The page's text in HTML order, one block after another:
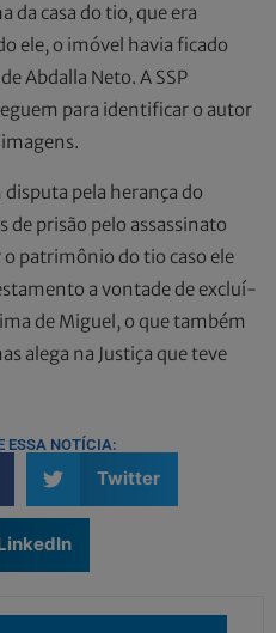
da casa do tio, que era
ele, o imóvel havia ficado
Abdalla Neto. A SSP
para identificar o autor
pela herança do
de prisão pelo assassinato
o patrimônio do tio caso ele
a vontade de excluí-
de Miguel, o que também
alega na Justiça que teve
ESSA NOTÍCIA:
Twitter